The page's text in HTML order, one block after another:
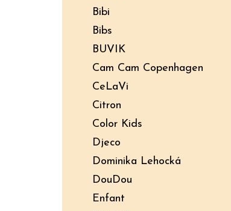
Bibi
Bibs
BUVIK
Cam Cam Copenhagen
CeLaVi
Citron
Color Kids
Djeco
Dominika Lehocká
DouDou
Enfant